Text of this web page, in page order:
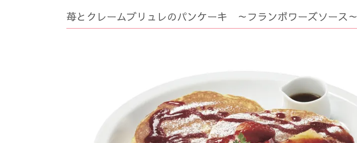
苺とクレームブリュレのパンケーキ ～フランボワーズソース～